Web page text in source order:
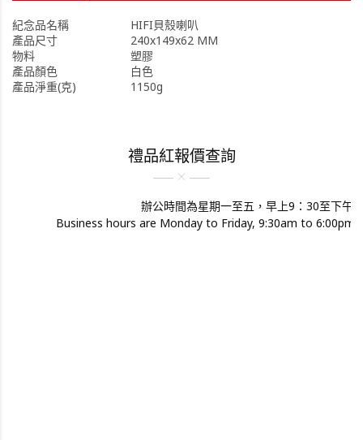
紀念品名稱
HIFI貝殼喇叭
產品尺寸
240x149x62 MM
物料
塑膠
產品顏色
白色
產品淨重(克)
1150g
禮品紅報價查詢
辦公時間為星期一至五，早上9：30至下午
Business hours are Monday to Friday, 9:30am to